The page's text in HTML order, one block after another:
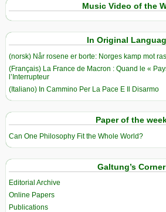
Music Video of the
In Original
(norsk) Når rosene er borte: Norges kamp mot
(Français) La France de Macron : Quand le «
l’Interrupteur
(Italiano) In Cammino Per La Pace E Il Disarmo
Paper of the
Can One Philosophy Fit the Whole World?
Galtung’s Corner
Editorial Archive
Online Papers
Publications